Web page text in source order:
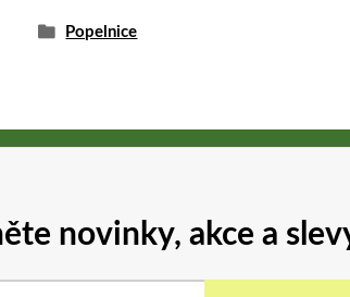
Popelnice
novinky, akce a